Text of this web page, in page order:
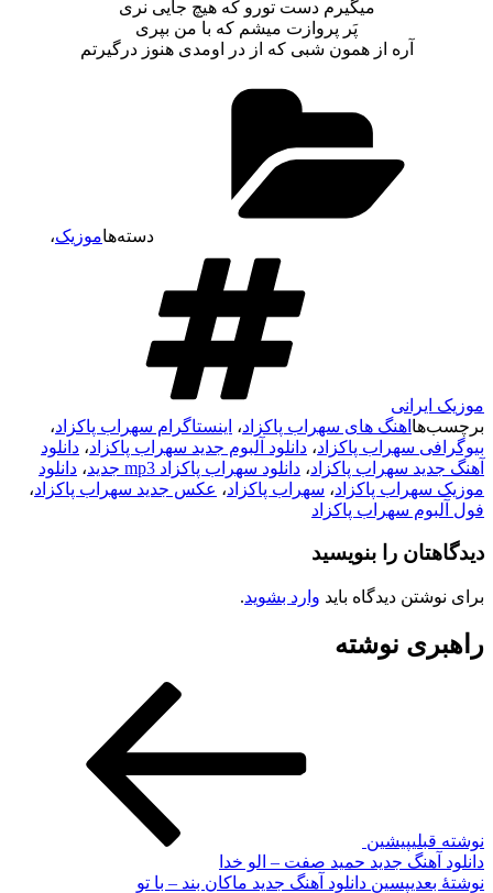
میگیرم دست تورو که هیچ جایی نری
پَر پروازت میشم که با من بپری
آره از همون شبی که از در اومدی هنوز درگیرتم
دسته‌هاموزیک،
موزیک ایرانی
برچسب‌ها اهنگ های سهراب پاکزاد، اینستاگرام سهراب پاکزاد،
بیوگرافی سهراب پاکزاد، دانلود آلبوم جدید سهراب پاکزاد، دانلود
آهنگ جدید سهراب پاکزاد، دانلود سهراب پاکزاد mp3 جدید ، دانلود
موزیک سهراب پاکزاد، سهراب پاکزاد، عکس جدید سهراب پاکزاد،
فول آلبوم سهراب پاکزاد
دیدگاهتان را بنویسید
برای نوشتن دیدگاه باید وارد بشوید.
راهبری نوشته
نوشته قبلیپیشین
دانلود آهنگ جدید حمید صفت – الو خدا
نوشته‌ٔ بعدیپسین دانلود آهنگ جدید ماکان بند – با تو